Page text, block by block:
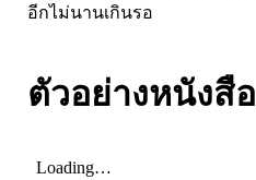
อีกไม่นานเกินรอ
ตัวอย่างหนังสือ